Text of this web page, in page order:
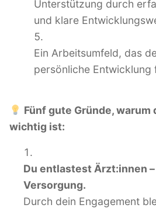
Unterstützung durch
und klare
Ein Arbeitsumfeld, das
persönliche
Fünf gute Gründe, warum
wichtig ist:
Du entlastest Ärzt:innen
Versorgung.
Durch dein Engagement